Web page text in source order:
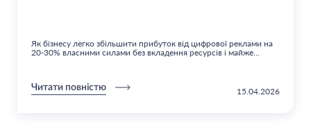
Як бізнесу легко збільшити прибуток від цифрової реклами на
20-30% власними силами без вкладення ресурсів і майже...
Читати повністю 15.04.2026